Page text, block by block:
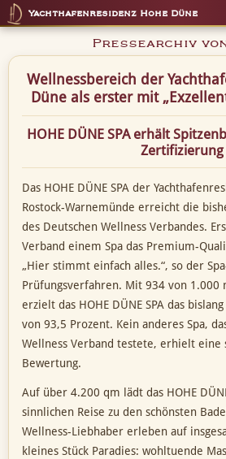
Yachthafenresidenz Hohe Düne
Pressearchiv
Wellnessbereich der
Düne als erster mit
HOHE DÜNE SPA erhält
Zertifizierung
Das HOHE DÜNE SPA der
Rostock-Warnemünde erreicht die
des Deutschen Wellness Verbandes.
Verband einem Spa das Premium-
„Hier stimmt einfach alles.“, so der
Prüfungsverfahren. Mit 934 von 1.000
erzielt das HOHE DÜNE SPA das
von 93,5 Prozent. Kein anderes Spa,
Wellness Verband testete, erhielt eine
Bewertung.
Auf über 4.200 qm lädt das HOHE
sinnlichen Reise zu den schönsten
Wellness-Liebhaber erleben auf
kleines Stück Paradies: wohltuende